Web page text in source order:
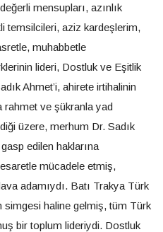
mensupları, azınlık
temsilcileri, aziz kardeşlerim,
muhabbetle
lideri, Dostluk ve Eşitlik
Ahmet’i, ahirete irtihalinin
rahmet ve şükranla yad
üzere, merhum Dr. Sadık
edilen haklarına
mücadele etmiş,
adamıydı. Batı Trakya Türk
simgesi haline gelmiş, tüm Türk
bir toplum lideriydi. Dostluk